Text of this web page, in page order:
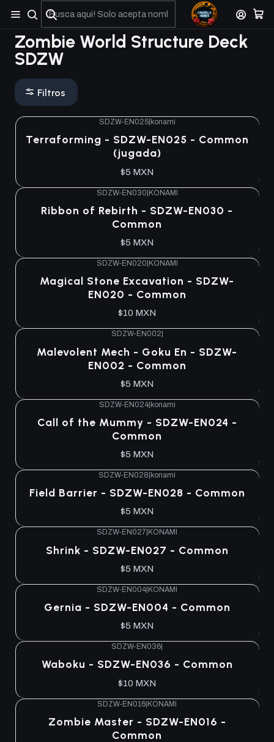
No olviden reportar sus depositos y transferencias por Whatsapp
Zombie World Structure Deck
SDZW
Filtros
SDZW-EN025| konami
Terraforming - SDZW-EN025 - Common
(jugada)
$5 MXN
SDZW-EN030|KONAMI
Ribbon of Rebirth - SDZW-EN030 -
Common
$5 MXN
SDZW-EN020 KONAMI
Magical Stone Excavation - SDZW-
EN020 - Common
$10 MXN
SDZW-EN002
Malevolent Mech - Goku En - SDZW-
EN002 - Common
$5 MXN
SDZW-EN024|konami
Call of the Mummy - SDZW-EN024 -
Common
$5 MXN
SDZW-EN028 konami
Field Barrier - SDZW-EN028 - Common
$5 MXN
SDZW-EN027 KONAMI
Shrink - SDZW-EN027 - Common
$5 MXN
SDZW-EN004|KONAMI
Gernia - SDZW-EN004 - Common
$5 MXN
SDZW-EN036
Waboku - SDZW-EN036 - Common
$10 MXN
SDZW-EN016|KONAMI
Zombie Master - SDZW-EN016 -
Common